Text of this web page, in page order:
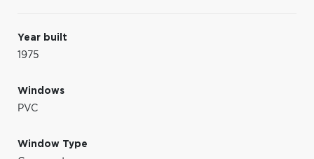
Year built
1975
Windows
PVC
Window Type